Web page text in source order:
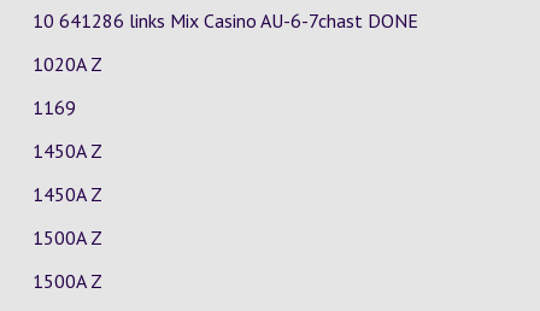
10 641286 links Mix Casino AU-6-7chast DONE
1020A Z
1169
1450A Z
1450A Z
1500A Z
1500A Z